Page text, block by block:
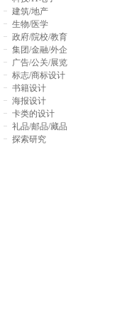
建筑/地产
生物/医学
政府/院校/教育
集团/金融/外企
广告/公关/展览
标志/商标设计
书籍设计
海报设计
卡类的设计
礼品/邮品/藏品
探索研究